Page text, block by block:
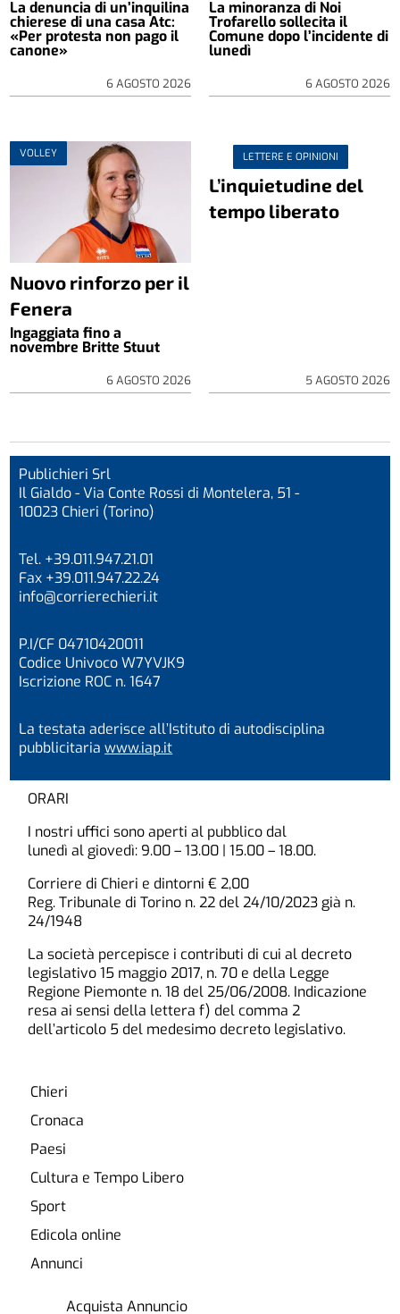
La denuncia di un’inquilina
chierese di una casa Atc:
«Per protesta non pago il
canone»
6 AGOSTO 2026
La minoranza di Noi
Trofarello sollecita il
Comune dopo l’incidente di
lunedì
6 AGOSTO 2026
VOLLEY
Nuovo rinforzo per il
Fenera
Ingaggiata fino a
novembre Britte Stuut
6 AGOSTO 2026
LETTERE E OPINIONI
L’inquietudine del
tempo liberato
5 AGOSTO 2026
Publichieri Srl
Il Gialdo - Via Conte Rossi di Montelera, 51 -
10023 Chieri (Torino)
Tel. +39.011.947.21.01
Fax +39.011.947.22.24
info@corrierechieri.it
P.I/CF 04710420011
Codice Univoco W7YVJK9
Iscrizione ROC n. 1647
La testata aderisce all’Istituto di autodisciplina
pubblicitariawww.iap.it
ORARI
I nostri uffici sono aperti al pubblico dal
lunedì al giovedì: 9.00 – 13.00 | 15.00 – 18.00.
Corriere di Chieri e dintorni € 2,00
Reg. Tribunale di Torino n. 22 del 24/10/2023 già n.
24/1948
La società percepisce i contributi di cui al decreto
legislativo 15 maggio 2017, n. 70 e della Legge
Regione Piemonte n. 18 del 25/06/2008. Indicazione
resa ai sensi della lettera f) del comma 2
dell’articolo 5 del medesimo decreto legislativo.
Chieri
Cronaca
Paesi
Cultura e Tempo Libero
Sport
Edicola online
Annunci
Acquista Annuncio